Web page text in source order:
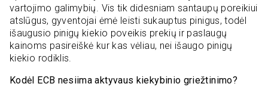
vartojimo galimybių. Vis tik didesniam santaupų poreikiui
atslūgus, gyventojai ėmė leisti sukauptus pinigus, todėl
išaugusio pinigų kiekio poveikis prekių ir paslaugų
kainoms pasireiškė kur kas vėliau, nei išaugo pinigų
kiekio rodiklis.
Kodėl ECB nesiima aktyvaus kiekybinio griežtinimo?